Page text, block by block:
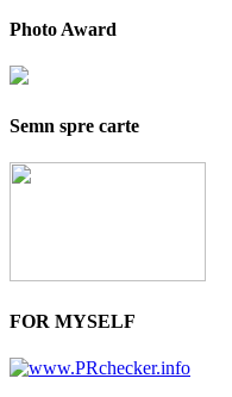
Photo Award
Semn spre carte
FOR MYSELF